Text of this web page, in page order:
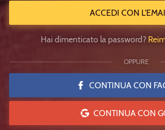
ACCEDI CON
Hai dimenticato la password?
OPPURE
CONTINUA CON
CONTINUA CON